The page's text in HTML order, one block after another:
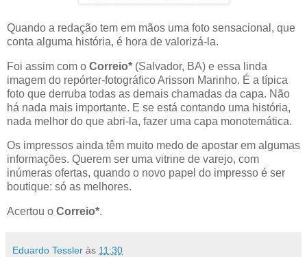
Quando a redação tem em mãos uma foto sensacional, que
conta alguma história, é hora de valorizá-la.
Foi assim com o Correio* (Salvador, BA) e essa linda
imagem do repórter-fotográfico Arisson Marinho. É a típica
foto que derruba todas as demais chamadas da capa. Não
há nada mais importante. E se está contando uma história,
nada melhor do que abri-la, fazer uma capa monotemática.
Os impressos ainda têm muito medo de apostar em algumas
informações. Querem ser uma vitrine de varejo, com
inúmeras ofertas, quando o novo papel do impresso é ser
boutique: só as melhores.
Acertou o Correio*.
Eduardo Tessler às 11:30